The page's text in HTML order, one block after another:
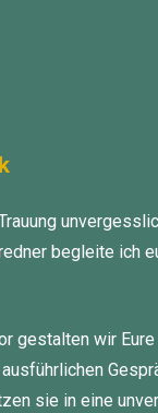
begleite ich
gestalten wir
sie in eine